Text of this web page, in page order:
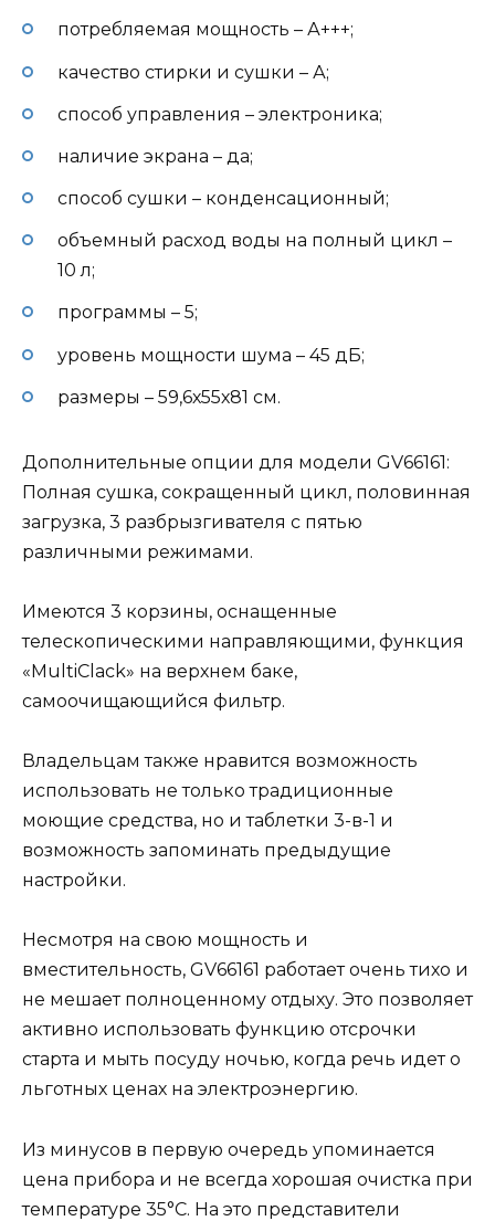
потребляемая мощность – А+++;
качество стирки и сушки – А;
способ управления – электроника;
наличие экрана – да;
способ сушки – конденсационный;
объемный расход воды на полный цикл –
10 л;
программы – 5;
уровень мощности шума – 45 дБ;
размеры – 59,6х55х81 см.
Дополнительные опции для модели GV66161:
Полная сушка, сокращенный цикл, половинная
загрузка, 3 разбрызгивателя с пятью
различными режимами.
Имеются 3 корзины, оснащенные
телескопическими направляющими, функция
«MultiClack» на верхнем баке,
самоочищающийся фильтр.
Владельцам также нравится возможность
использовать не только традиционные
моющие средства, но и таблетки 3-в-1 и
возможность запоминать предыдущие
настройки.
Несмотря на свою мощность и
вместительность, GV66161 работает очень тихо и
не мешает полноценному отдыху. Это позволяет
активно использовать функцию отсрочки
старта и мыть посуду ночью, когда речь идет о
льготных ценах на электроэнергию.
Из минусов в первую очередь упоминается
цена прибора и не всегда хорошая очистка при
температуре 35°С. На это представители